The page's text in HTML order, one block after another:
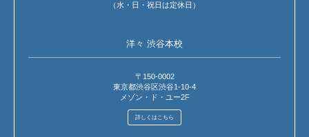
（水・日・祝日は定休日）
洋々 渋谷本校
〒150-0002
東京都渋谷区渋谷1-10-4
メゾン・ド・ユー2F
詳しくはこちら